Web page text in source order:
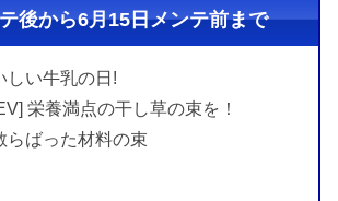
後から6月15日メンテ前まで
しい牛乳の日!
栄養満点の干し草の束を！
らばった材料の束